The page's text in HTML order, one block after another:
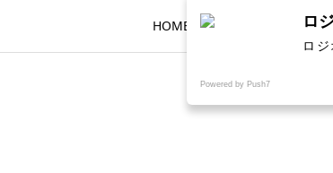
HOME ロジオって何？
ロ
ロ
Powered by Push7